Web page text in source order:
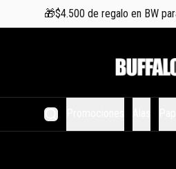
🎁$4.500 de regalo en BW